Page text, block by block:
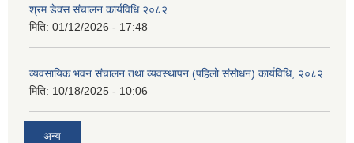
श्रम डेक्स संचालन कार्यविधि २०८२
मिति: 01/12/2026 - 17:48
व्यवसायिक भवन संचालन तथा व्यवस्थापन (पहिलो संसोधन) कार्यविधि, २०८२
मिति: 10/18/2025 - 10:06
अन्य